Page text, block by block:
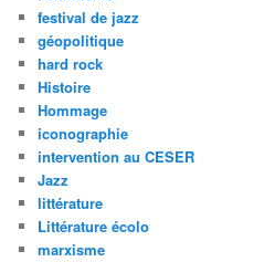
festival de jazz
géopolitique
hard rock
Histoire
Hommage
iconographie
intervention au CESER
Jazz
littérature
Littérature écolo
marxisme